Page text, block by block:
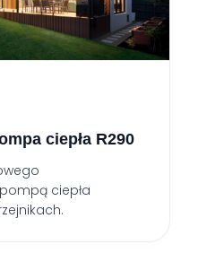
ciepła R290
ciepła